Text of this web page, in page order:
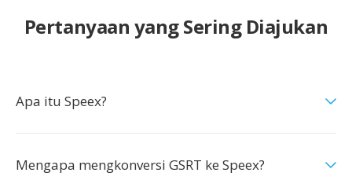
Pertanyaan yang Sering Diajukan
Apa itu Speex?
Mengapa mengkonversi GSRT ke Speex?